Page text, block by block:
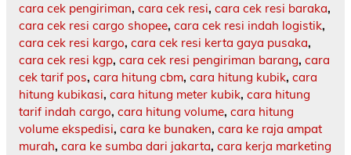
cara cek pengiriman, cara cek resi, cara cek resi baraka,
cara cek resi cargo shopee, cara cek resi indah logistik,
cara cek resi kargo, cara cek resi kerta gaya pusaka,
cara cek resi kgp, cara cek resi pengiriman barang, cara
cek tarif pos, cara hitung cbm, cara hitung kubik, cara
hitung kubikasi, cara hitung meter kubik, cara hitung
tarif indah cargo, cara hitung volume, cara hitung
volume ekspedisi, cara ke bunaken, cara ke raja ampat
murah, cara ke sumba dari jakarta, cara kerja marketing